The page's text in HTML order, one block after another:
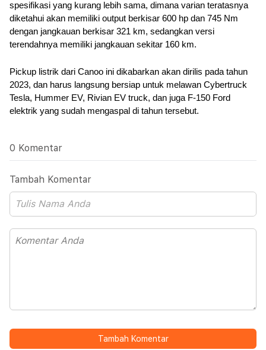
spesifikasi yang kurang lebih sama, dimana varian teratasnya
diketahui akan memiliki output berkisar 600 hp dan 745 Nm
dengan jangkauan berkisar 321 km, sedangkan versi
terendahnya memiliki jangkauan sekitar 160 km.
Pickup listrik dari Canoo ini dikabarkan akan dirilis pada tahun
2023, dan harus langsung bersiap untuk melawan Cybertruck
Tesla, Hummer EV, Rivian EV truck, dan juga F-150 Ford
elektrik yang sudah mengaspal di tahun tersebut.
0 Komentar
Tambah Komentar
Tambah Komentar